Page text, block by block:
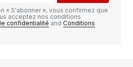
« S'abonner », vous confirmez que
acceptez nos conditions
confidentialité and Conditions